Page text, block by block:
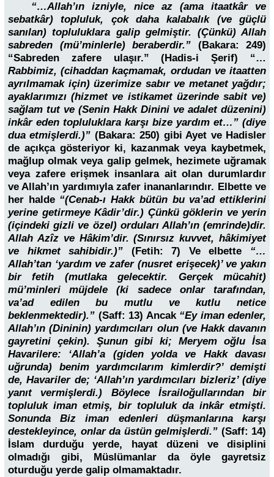
“…Allah’ın izniyle, nice az (ama itaatkâr ve
sebatkâr) topluluk, çok daha kalabalık (ve güçlü
sanılan) topluluklara galip gelmiştir. (Çünkü) Allah
sabreden (mü’minlerle) beraberdir.” (Bakara: 249)
“Sabreden zafere ulaşır.” (Hadis-i Şerif) “…
Rabbimiz, (cihaddan kaçmamak, ordudan ve itaatten
ayrılmamak için) üzerimize sabır ve metanet yağdır;
ayaklarımızı (hizmet ve istikamet üzerinde sabit ve)
sağlam tut ve (Senin Hakk Dinini ve adalet düzenini)
inkâr eden topluluklara karşı bize yardım et…” (diye
dua etmişlerdi.)” (Bakara: 250) gibi Ayet ve Hadisler
de açıkça gösteriyor ki, kazanmak veya kaybetmek,
mağlup olmak veya galip gelmek, hezimete uğramak
veya zafere erişmek insanlara ait olan durumlardır
ve Allah’ın yardımıyla zafer inananlarındır. Elbette ve
her halde “(Cenab-ı Hakk bütün bu va’ad ettiklerini
yerine getirmeye Kâdir’dir.) Çünkü göklerin ve yerin
(içindeki gizli ve özel) orduları Allah’ın (emrinde)dir.
Allah Azîz ve Hâkim’dir. (Sınırsız kuvvet, hâkimiyet
ve hikmet sahibidir.)” (Fetih: 7) Ve elbette
“…
Allah’tan ‘yardım ve zafer (nusret erişecek)’ ve yakın
bir fetih (mutlaka gelecektir. Gerçek mücahit)
mü’minleri müjdele (ki sadece onlar tarafından,
va’ad edilen bu mutlu ve kutlu netice
beklenmektedir).” (Saff: 13) Ancak “Ey iman edenler,
Allah’ın (Dininin) yardımcıları olun (ve Hakk davanın
gayretini çekin). Şunun gibi ki; Meryem oğlu İsa
Havarilere: ‘Allah’a (giden yolda ve Hakk davası
uğrunda) benim yardımcılarım kimlerdir?’ demişti
de, Havariler de; ‘Allah’ın yardımcıları bizleriz’ (diye
yanıt vermişlerdi.) Böylece İsrailoğullarından bir
topluluk iman etmiş, bir topluluk da inkâr etmişti.
Sonunda Biz iman edenleri düşmanlarına karşı
destekleyince, onlar da üstün gelmişlerdi.” (Saff: 14)
İslam durduğu yerde, hayat düzeni ve disiplini
olmadığı gibi, Müslümanlar da öyle gayretsiz
oturduğu yerde galip olmamaktadır.